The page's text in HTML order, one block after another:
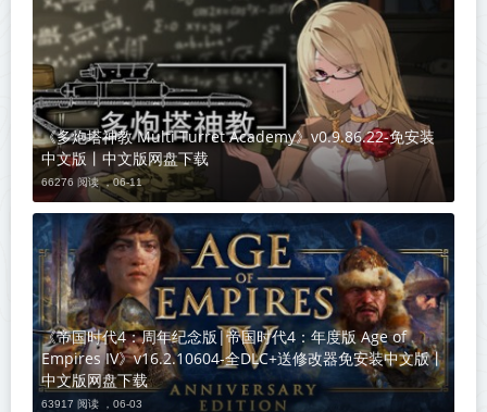
《多炮塔神教 Multi Turret Academy》v0.9.86.22-免安装
中文版丨中文版网盘下载
66276 阅读 ，06-11
《帝国时代4：周年纪念版|帝国时代4：年度版 Age of
Empires IV》v16.2.10604-全DLC+送修改器免安装中文版丨
中文版网盘下载
63917 阅读 ， 06-03